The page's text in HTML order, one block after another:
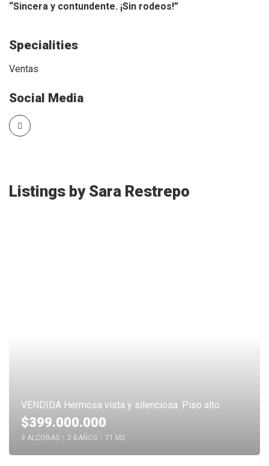
“Sincera y contundente. ¡Sin rodeos!”
Specialities
Ventas
Social Media
Listings by Sara Restrepo
VENDIDA Hermosa vista y silenciosa. Piso alto
$399.000.000
3 ALCOBAS 2 BAÑOS 71 M2